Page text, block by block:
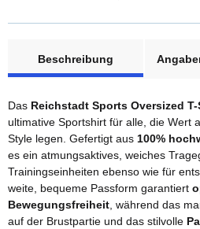
Beschreibung
Das Reichstadt Sports Oversized
ultimative Sportshirt für alle, die Wert
Style legen. Gefertigt aus 100%
es ein atmungsaktives, weiches
Trainingseinheiten ebenso wie für
weite, bequeme Passform garantiert
Bewegungsfreiheit , während das
auf der Brustpartie und das stilvolle